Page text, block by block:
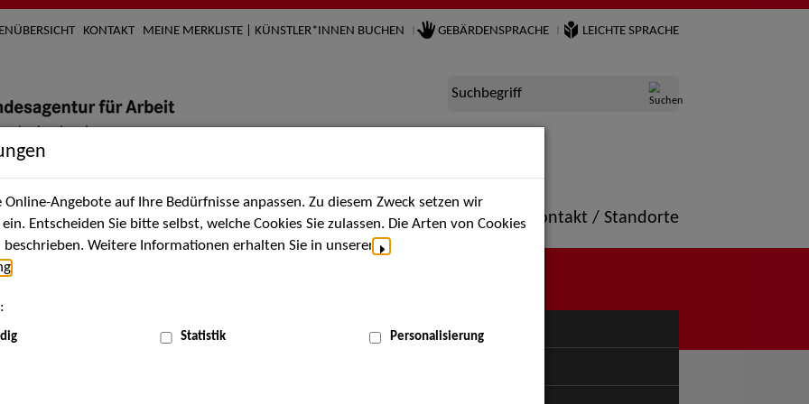
KONTAKT MEINE MERKLISTE | KÜNSTLER*INNEN BUCHEN GEBÄRDENSPRACHE LEICHTE SPRACHE
Suchbegriff
Künstler*innen Über uns Aktuelles Termine Portfolio Kontakt / Standorte
MENÜ
Angebote auf Ihre Bedürfnisse anpassen. Zu diesem Zweck setzen wir
Entscheiden Sie bitte selbst, welche Cookies Sie zulassen. Die Arten von Cookies
Weitere Informationen erhalten Sie in unserer
Statistik Personalisierung